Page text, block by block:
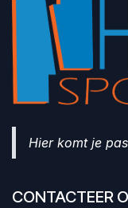
Hier komt je
CONTACTEER